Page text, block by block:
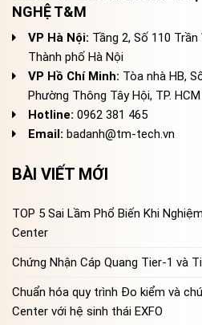
NGHỆ T&M
VP Hà Nội: Tầng 2, Số 110 Trần
Thành phố Hà Nội
VP Hồ Chí Minh: Tòa nhà HB,
Phường Thông Tây Hội, TP. HCM
Hotline: 0962 381 465
Email: badanh@tm-tech.vn
BÀI VIẾT MỚI
TOP 5 Sai Lầm Phổ Biến Khi
Center
Chứng Nhận Cáp Quang Tier-1 và
Chuẩn hóa quy trình Đo kiểm và
Center với hệ sinh thái EXFO